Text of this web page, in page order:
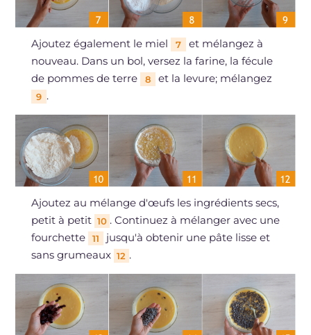
Ajoutez également le miel 7
et mélangez à
nouveau. Dans un bol, versez la farine, la fécule
de pommes de terre
8 et la levure; mélangez
9 .
Ajoutez au mélange d'œufs les ingrédients secs,
petit à petit 10 . Continuez à mélanger avec une
fourchette
11
jusqu'à obtenir une pâte lisse et
sans grumeaux 12 .